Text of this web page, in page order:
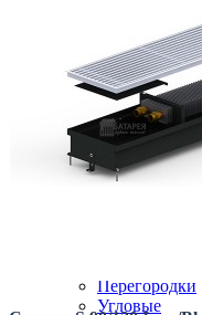
Плоские
Профильные
Чугунные
Бюджетные
В виде полки
ВОДЯНЫЕ
Все для
Перегородки
Угловые